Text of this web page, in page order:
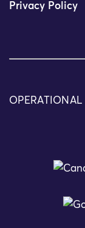
Privacy Policy
OPERATIONAL